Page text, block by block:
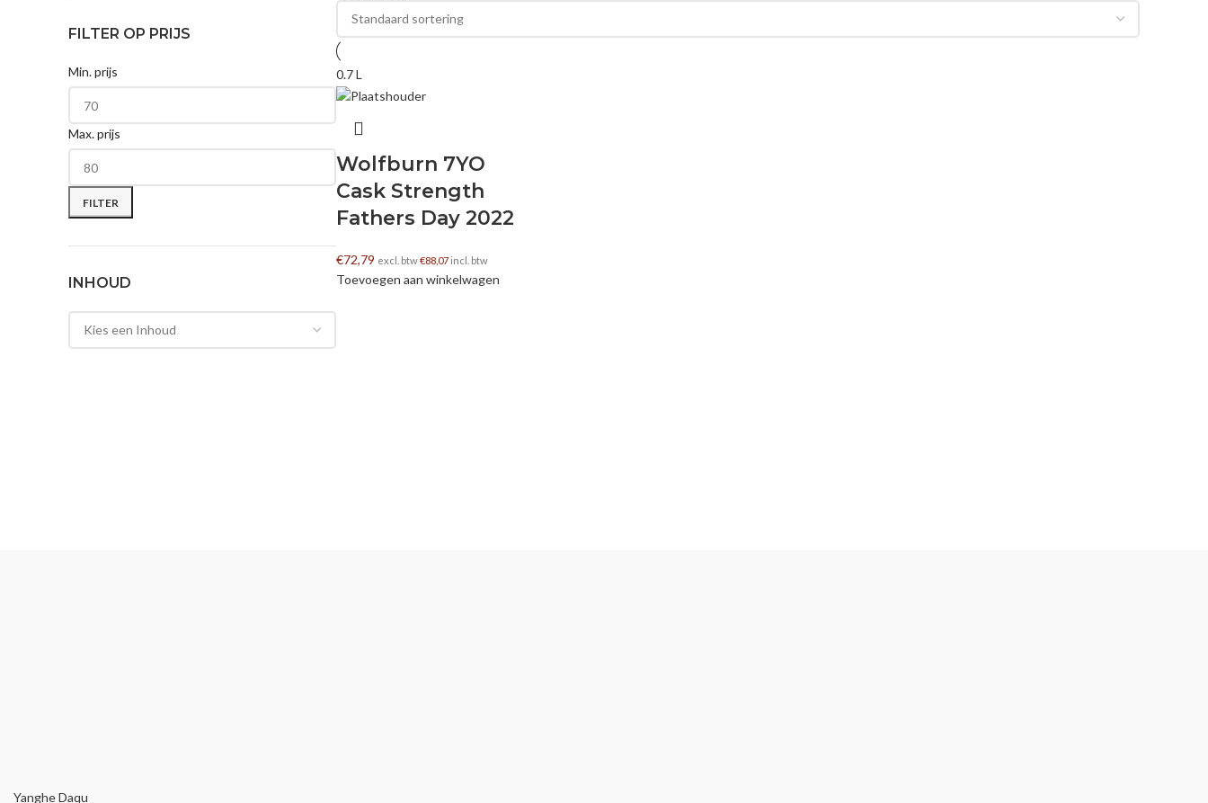
FILTER OP PRIJS
Min. prijs
Max. prijs
FILTER
INHOUD
0.7 L
Wolfburn 7YO
Cask Strength
Fathers Day 2022
€72,79 excl. btw€88,07 incl. btw
Toevoegen aan winkelwagen
Yanghe Daqu